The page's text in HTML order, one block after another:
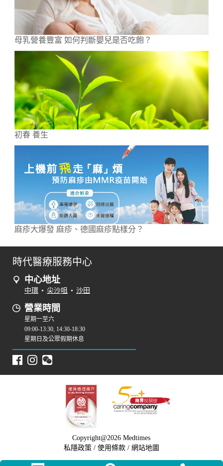
母乳營養豐富 如何判斷嬰兒是否吃飽？
初春 養生
麻疹大爆發 麻疹、德國麻疹點樣分？
時代醫療服務中心
中心地址
中環 • 尖沙咀 • 沙田
營業時間
星期一至六
09:00-13:30, 14:30-18:30
星期日及公眾假期休息
Copyright@2026 Medtimes
私隱政策 / 使用條款/ 網站地圖